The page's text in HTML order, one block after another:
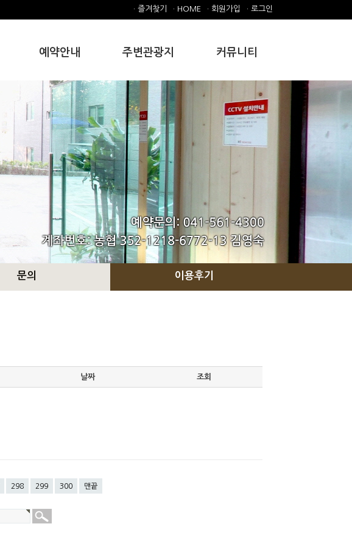
· 로그인
· 회원가입
· HOME
· 즐겨찾기
예약안내
예약안내
주변관광지
주변관광지
커뮤니티
갤러리
문의
이용후기
문의 이용후기
날짜 조회
298 299 300 맨끝